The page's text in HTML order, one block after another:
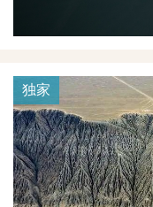
独家